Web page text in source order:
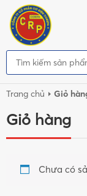
Trang chủ Giỏ
Giỏ hàng
Chưa có